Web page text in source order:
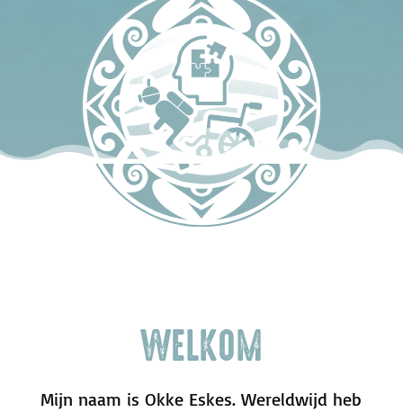
WELKOM
Mijn naam is Okke Eskes. Wereldwijd heb